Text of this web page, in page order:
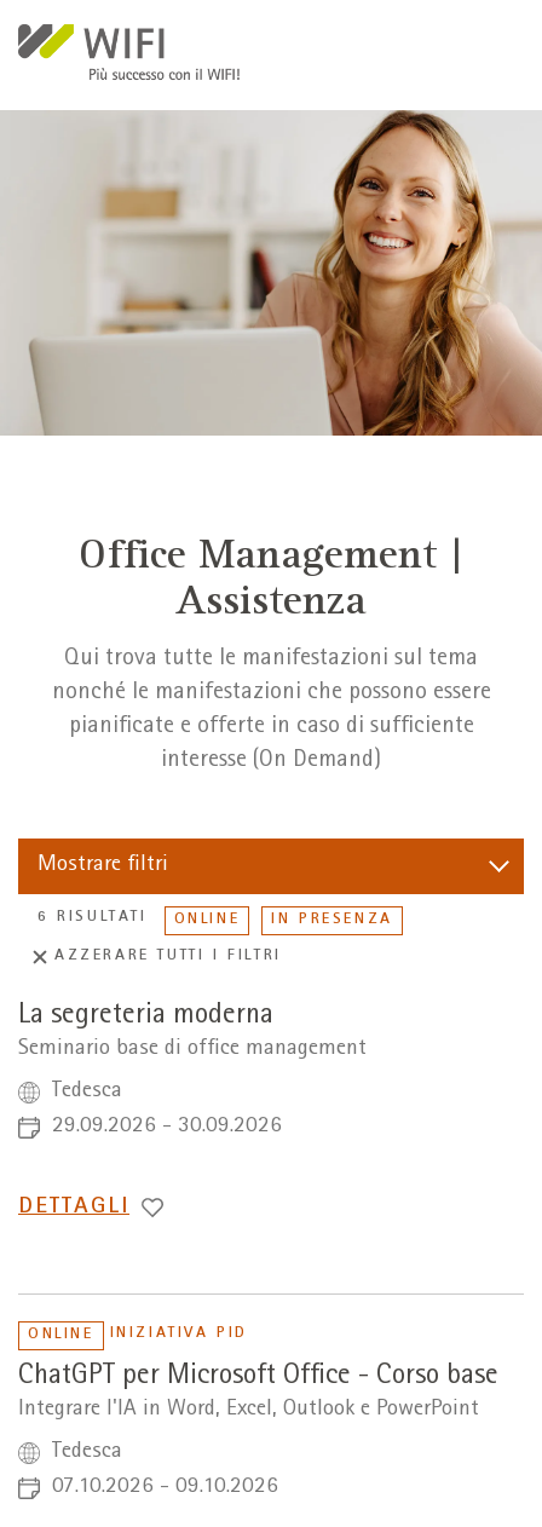
Office Management |
Assistenza
Qui trova tutte le manifestazioni sul tema
nonché le manifestazioni che possono essere
pianificate e offerte in caso di sufficiente
interesse (On Demand)
Mostrare filtri
6 RISULTATI ONLINE IN PRESENZA
AZZERARE TUTTI I FILTRI
La segreteria moderna
Seminario base di office management
Tedesca
29.09.2026 - 30.09.2026
PASSA
DETTAGLI
ONLINE INIZIATIVA PID
ChatGPT per Microsoft Office - Corso base
Integrare l'IA in Word, Excel, Outlook e PowerPoint
Tedesca
07.10.2026 - 09.10.2026